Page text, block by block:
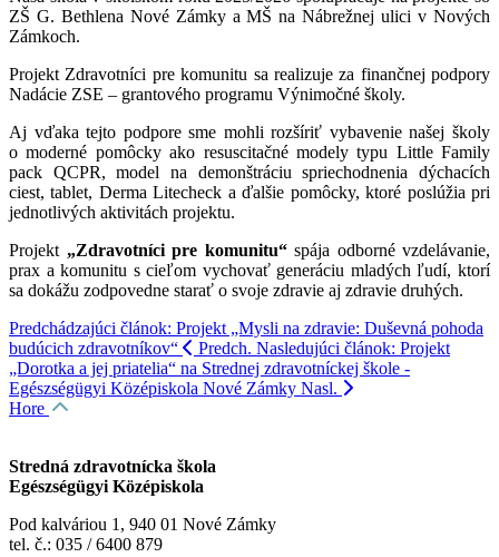
ZŠ G. Bethlena Nové Zámky a MŠ na Nábrežnej ulici v Nových
Zámkoch.
Projekt Zdravotníci pre komunitu sa realizuje za finančnej podpory
Nadácie ZSE – grantového programu Výnimočné školy.
Aj vďaka tejto podpore sme mohli rozšíriť vybavenie našej školy
o moderné pomôcky ako resuscitačné modely typu Little Family
pack QCPR, model na demonštráciu spriechodnenia dýchacích
ciest, tablet, Derma Litecheck a ďalšie pomôcky, ktoré poslúžia pri
jednotlivých aktivitách projektu.
Projekt „Zdravotníci pre komunitu“spája odborné vzdelávanie,
prax a komunitu s cieľom vychovať generáciu mladých ľudí, ktorí
sa dokážu zodpovedne starať o svoje zdravie aj zdravie druhých.
Predchádzajúci článok: Projekt „Mysli na zdravie: Duševná pohoda
budúcich zdravotníkov“
Predch. Nasledujúci článok: Projekt
„Dorotka a jej priatelia“ na Strednej zdravotníckej škole -
Egészségügyi Középiskola Nové Zámky Nasl.
Hore
Stredná zdravotnícka škola
Egészségügyi Középiskola
Pod kalváriou 1, 940 01 Nové Zámky
tel. č.: 035 / 6400 879